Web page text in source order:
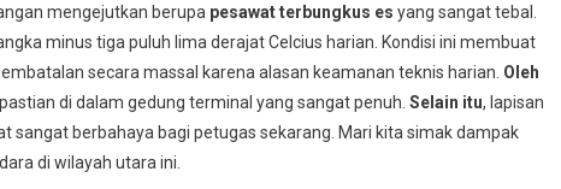
mengejutkan berupa pesawat terbungkus es yang sangat tebal.
minus tiga puluh lima derajat Celcius harian. Kondisi ini membuat
secara massal karena alasan keamanan teknis harian. Oleh
di dalam gedung terminal yang sangat penuh. Selain itu, lapisan
sangat berbahaya bagi petugas sekarang. Mari kita simak dampak
di wilayah utara ini.